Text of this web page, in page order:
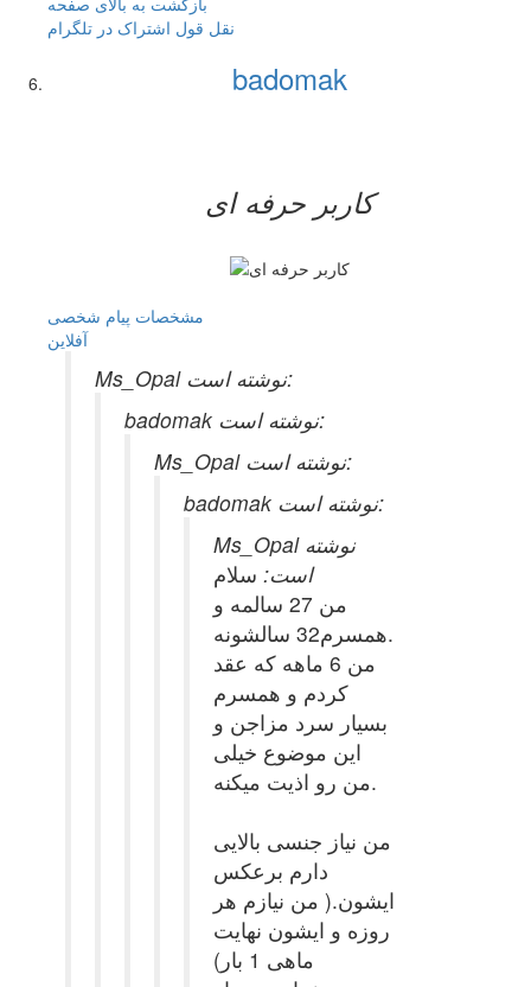
نقل قول اشتراک در تلگرام
badomak
کاربر حرفه ای
مشخصات پیام شخصی
آفلاين
Ms_Opal نوشته است:
badomak نوشته است:
Ms_Opal نوشته است:
badomak نوشته است:
Ms_Opal نوشته
است: سلام
من 27 سالمه و
همسرم32 سالشونه.
من 6 ماهه که عقد
کردم و همسرم
بسیار سرد مزاجن و
این موضوع خیلی
من رو اذیت میکنه.
من نیاز جنسی بالایی
دارم برعکس
ایشون.( من نیازم هر
روزه و ایشون نهایت
ماهی 1 بار)